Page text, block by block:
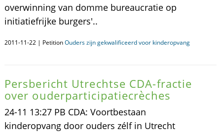
overwinning van domme bureaucratie op
initiatiefrijke burgers'..
2011-11-22 | PetitionOuders zijn gekwalificeerd voor kinderopvang
Persbericht Utrechtse CDA-fractie
over ouderparticipatiecrèches
24-11 13:27 PB CDA: Voortbestaan
kinderopvang door ouders zélf in Utrecht